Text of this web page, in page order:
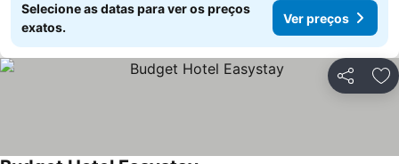
Selecione as datas para ver os preços
exatos.
Ver preços
Partilhar